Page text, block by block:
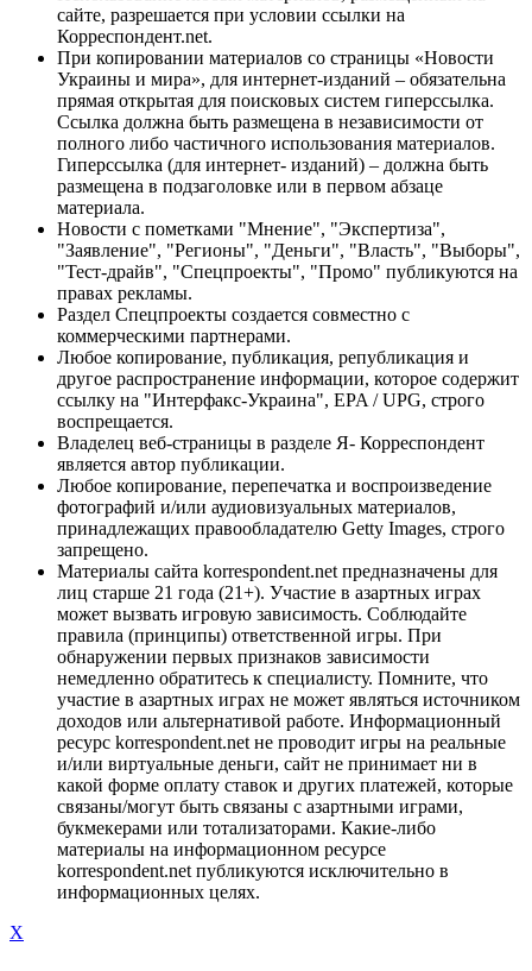
сайте, разрешается при условии ссылки на
Корреспондент.net.
При копировании материалов со страницы «Новости
Украины и мира», для интернет-изданий – обязательна
прямая открытая для поисковых систем гиперссылка.
Ссылка должна быть размещена в независимости от
полного либо частичного использования материалов.
Гиперссылка (для интернет- изданий) – должна быть
размещена в подзаголовке или в первом абзаце
материала.
Новости с пометками "Мнение", "Экспертиза",
"Заявление", "Регионы", "Деньги", "Власть", "Выборы",
"Тест-драйв", "Спецпроекты", "Промо" публикуются на
правах рекламы.
Раздел Спецпроекты создается совместно с
коммерческими партнерами.
Любое копирование, публикация, републикация и
другое распространение информации, которое содержит
ссылку на "Интерфакс-Украина", EPA / UPG, строго
воспрещается.
Владелец веб-страницы в разделе Я- Корреспондент
является автор публикации.
Любое копирование, перепечатка и воспроизведение
фотографий и/или аудиовизуальных материалов,
принадлежащих правообладателю Getty Images, строго
запрещено.
Материалы сайта korrespondent.net предназначены для
лиц старше 21 года (21+). Участие в азартных играх
может вызвать игровую зависимость. Соблюдайте
правила (принципы) ответственной игры. При
обнаружении первых признаков зависимости
немедленно обратитесь к специалисту. Помните, что
участие в азартных играх не может являться источником
доходов или альтернативой работе. Информационный
ресурс korrespondent.net не проводит игры на реальные
и/или виртуальные деньги, сайт не принимает ни в
какой форме оплату ставок и других платежей, которые
связаны/могут быть связаны с азартными играми,
букмекерами или тотализаторами. Какие-либо
материалы на информационном ресурсе
korrespondent.net публикуются исключительно в
информационных целях.
X